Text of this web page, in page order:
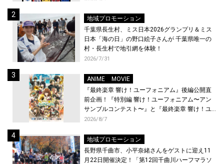
地域プロモーション
千葉県長生村、ミス日本2026グランプリ＆ミス
日本「海の日」の野口絵子さんが 千葉県唯一の
村・長生村で地引網を体験！
2026/7/31
ANIME
MOVIE
『最終楽章 響け！ユーフォニアム』後編公開直
前企画！『特別編 響け！ユーフォニアム〜アン
サンブルコンテスト〜』と『最終楽章 響け！ユ
ーフォニアム』前編の一挙上映が決定！
2026/8/7
地域プロモーション
長野県千曲市、小平奈緒さんをゲストに迎え11
月22日開催決定！「第12回千曲川ハーフマラソ